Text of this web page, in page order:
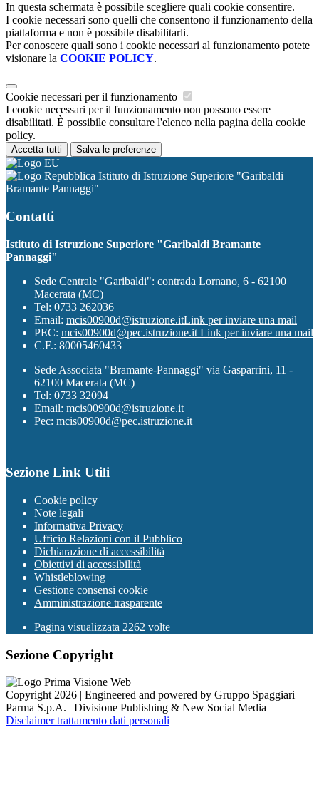
In questa schermata è possibile scegliere quali cookie consentire.
I cookie necessari sono quelli che consentono il funzionamento della
piattaforma e non è possibile disabilitarli.
Per conoscere quali sono i cookie necessari al funzionamento potete
visionare la COOKIE POLICY.
Cookie necessari per il funzionamento
I cookie necessari per il funzionamento non possono essere
disabilitati. È possibile consultare l'elenco nella pagina della cookie
policy.
Accetta tutti Salva le preferenze
Istituto di Istruzione Superiore "Garibaldi
Bramante Pannaggi"
Contatti
Istituto di Istruzione Superiore "Garibaldi Bramante
Pannaggi"
Sede Centrale "Garibaldi": contrada Lornano, 6 - 62100
Macerata (MC)
Tel: 0733 262036
Email: mcis00900d@istruzione.itLink per inviare una mail
PEC: mcis00900d@pec.istruzione.it Link per inviare una mail
C.F.: 80005460433
Sede Associata "Bramante-Pannaggi" via Gasparrini, 11 -
62100 Macerata (MC)
Tel: 0733 32094
Email: mcis00900d@istruzione.it
Pec: mcis00900d@pec.istruzione.it
Sezione Link Utili
Cookie policy
Note legali
Informativa Privacy
Ufficio Relazioni con il Pubblico
Dichiarazione di accessibilità
Obiettivi di accessibilità
Whistleblowing
Gestione consensi cookie
Amministrazione trasparente
Pagina visualizzata 2262 volte
Sezione Copyright
Copyright 2026 | Engineered and powered by Gruppo Spaggiari
Parma S.p.A. | Divisione Publishing & New Social Media
Disclaimer trattamento dati personali